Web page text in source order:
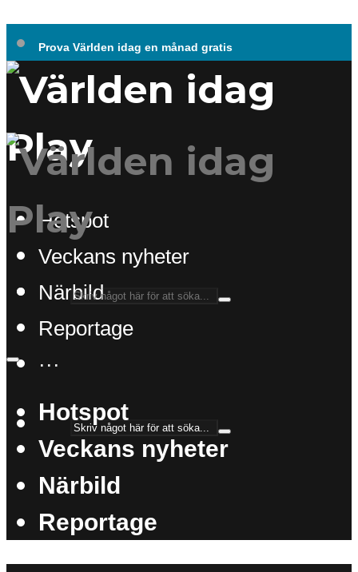
Prova Världen idag en månad gratis
Hotspot
Veckans nyheter
Närbild
Reportage
···
Hotspot
Veckans nyheter
Närbild
Reportage